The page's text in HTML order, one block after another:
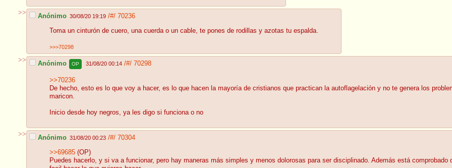
>> Anónimo 30/08/20 19:19 /#/ 70236
Toma un cinturón de cuero, una cuerda o un cable, te pones de rodillas y azotas tu espalda.
>>>70298
>> Anónimo OP 31/08/20 00:14 /#/ 70298
>>70236
De hecho, esto es lo que voy a hacer, es lo que hacen la mayoría de cristianos que practican la autoflagelación y no te genera los
maricon.
Inicio desde hoy negros, ya les digo si funciona o no
>> Anónimo 31/08/20 00:23 /#/ 70304
>>69685 (OP)
Puedes hacerlo, y si va a funcionar, pero hay maneras más simples y menos dolorosas para ser disciplinado. Además está